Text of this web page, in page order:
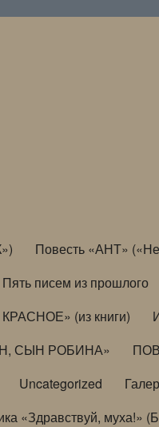
Повесть «АНТ»
Пять писем из прошлого
(из книги)
СЫН РОБИНА»
Uncategorized
«Здравствуй, муха!»